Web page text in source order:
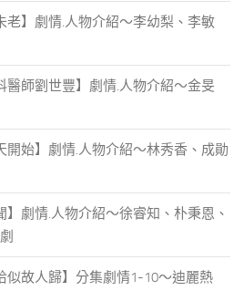
老】劇情.人物介紹～李幼梨、李敏
醫師劉世豐】劇情.人物介紹～金旻
開始】劇情.人物介紹～林秀香、成勛
】劇情.人物介紹～徐睿知、朴秉恩、
似故人歸】分集劇情1-10～迪麗熱